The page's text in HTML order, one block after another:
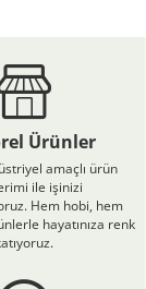
Ürünler
amaçlı ürün
ile işinizi
Hem hobi, hem
hayatınıza renk